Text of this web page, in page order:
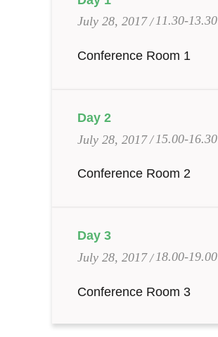
July 28, 2017
11.30-13.30
Conference Room 1
Day 2
July 28, 2017
15.00-16.30
Conference Room 2
Day 3
July 28, 2017
18.00-19.00
Conference Room 3